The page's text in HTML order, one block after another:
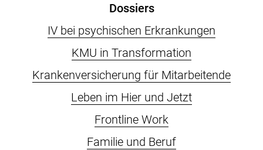
Dossiers
IV bei psychischen Erkrankungen
KMU in Transformation
Krankenversicherung für Mitarbeitende
Leben im Hier und Jetzt
Frontline Work
Familie und Beruf